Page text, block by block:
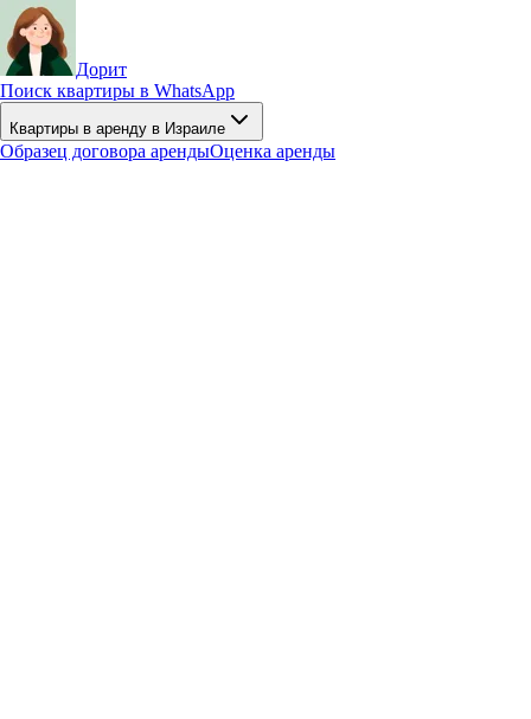
Дорит
Поиск квартиры в WhatsApp
Квартиры в аренду в Израиле
Образец договора арендыОценка аренды